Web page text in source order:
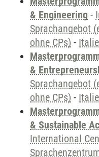
& Engineering -
Sprachangebot
ohne CPs) -
&
Sprachangebot
ohne CPs) -
& Sustainable
International